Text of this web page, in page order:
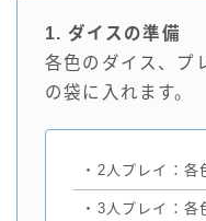
1. ダイスの準備
各色のダイス、プ
の袋に入れます。
・ 2人プレイ：各
・ 3人プレイ：各